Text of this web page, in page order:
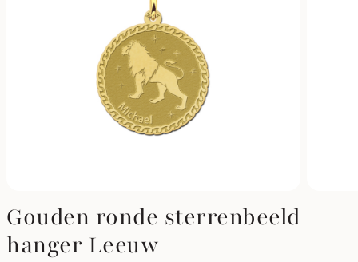
Gouden ronde sterrenbeeld
hanger Leeuw